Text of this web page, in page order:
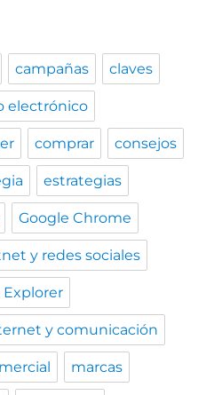
campañas claves
electrónico
comprar consejos
estrategias
Google Chrome
y redes sociales
y comunicación
marcas